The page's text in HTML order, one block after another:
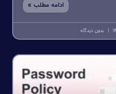
ادامه مطلب »
بدون دیدگاه